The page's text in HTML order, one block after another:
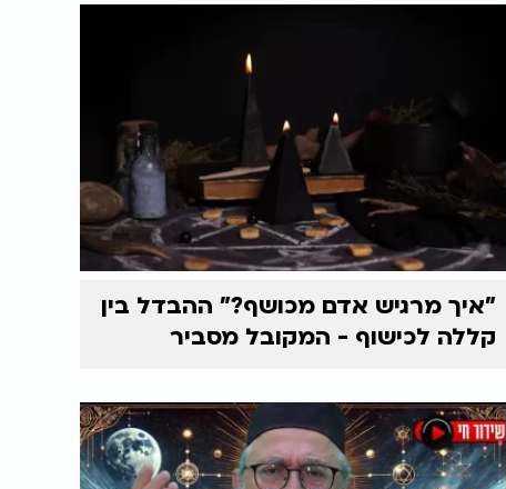
"איך מרגיש אדם מכושף?" ההבדל בין
קללה לכישוף - המקובל מסביר